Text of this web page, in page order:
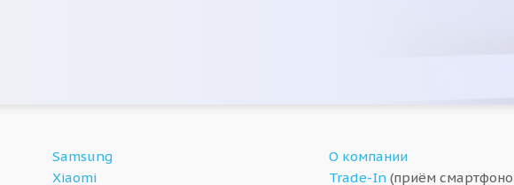
Samsung
Xiaomi
О компании
Trade-In (приём